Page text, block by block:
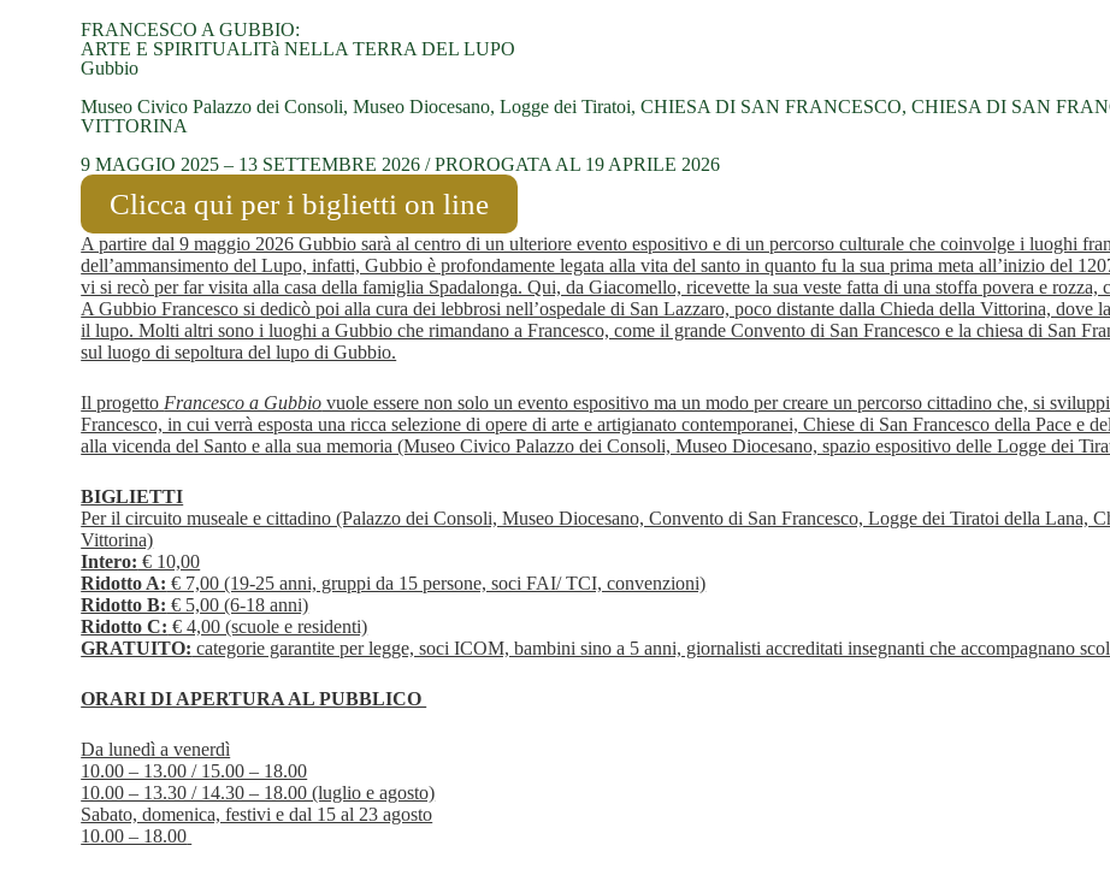
FRANCESCO A GUBBIO:
ARTE E SPIRITUALITà NELLA TERRA DEL LUPO
Gubbio
Museo Civico Palazzo dei Consoli, Museo Diocesano, Logge dei Tiratoi, CHIESA DI SAN FRANCESCO, CHIESA DI SAN
VITTORINA
9 MAGGIO 2025 – 13 SETTEMBRE 2026 / PROROGATA AL 19 APRILE 2026
Clicca qui per i biglietti on line
A partire dal 9 maggio 2026 Gubbio sarà al centro di un ulteriore evento espositivo e di un percorso culturale che coinvolge i luoghi
dell’ammansimento del Lupo, infatti, Gubbio è profondamente legata alla vita del santo in quanto fu la sua prima meta all’inizio del
vi si recò per far visita alla casa della famiglia Spadalonga. Qui, da Giacomello, ricevette la sua veste fatta di una stoffa povera e rozza,
A Gubbio Francesco si dedicò poi alla cura dei lebbrosi nell’ospedale di San Lazzaro, poco distante dalla Chieda della Vittorina, dove
il lupo. Molti altri sono i luoghi a Gubbio che rimandano a Francesco, come il grande Convento di San Francesco e la chiesa di San
sul luogo di sepoltura del lupo di Gubbio.
Il progetto Francesco a Gubbio vuole essere non solo un evento espositivo ma un modo per creare un percorso cittadino che, si
Francesco, in cui verrà esposta una ricca selezione di opere di arte e artigianato contemporanei, Chiese di San Francesco della Pace e
alla vicenda del Santo e alla sua memoria (Museo Civico Palazzo dei Consoli, Museo Diocesano, spazio espositivo delle Logge dei
BIGLIETTI
Per il circuito museale e cittadino (Palazzo dei Consoli, Museo Diocesano, Convento di San Francesco, Logge dei Tiratoi della Lana,
Vittorina)
Intero: € 10,00
Ridotto A: € 7,00 (19-25 anni, gruppi da 15 persone, soci FAI/ TCI, convenzioni)
Ridotto B: € 5,00 (6-18 anni)
Ridotto C: € 4,00 (scuole e residenti)
GRATUITO: categorie garantite per legge, soci ICOM, bambini sino a 5 anni, giornalisti accreditati insegnanti che accompagnano
ORARI DI APERTURA AL PUBBLICO
Da lunedì a venerdì
10.00 – 13.00 / 15.00 – 18.00
10.00 – 13.30 / 14.30 – 18.00 (luglio e agosto)
Sabato, domenica, festivi e dal 15 al 23 agosto
10.00 – 18.00